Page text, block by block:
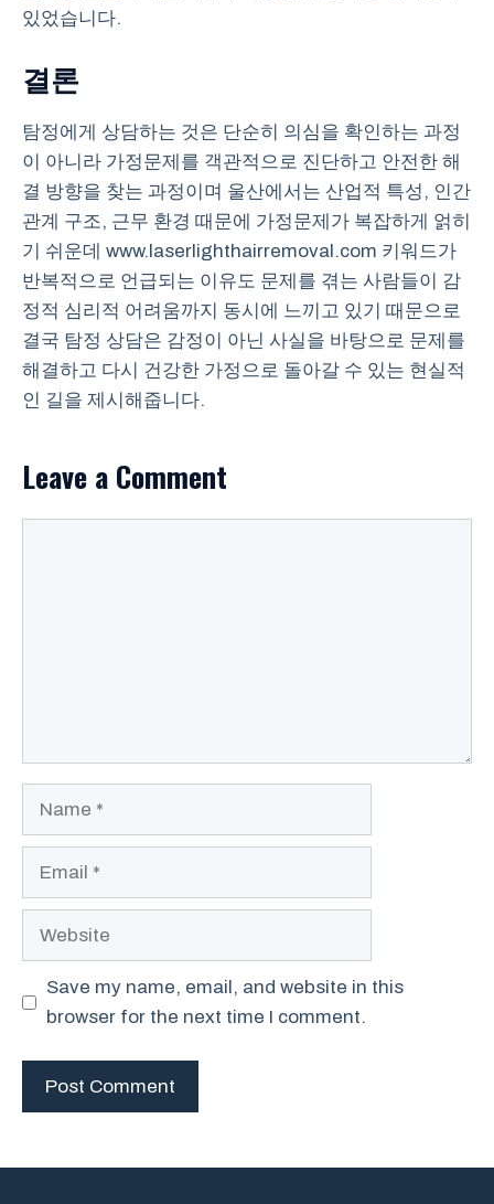
있었습니다.
결론
탐정에게 상담하는 것은 단순히 의심을 확인하는 과정
이 아니라 가정문제를 객관적으로 진단하고 안전한 해
결 방향을 찾는 과정이며 울산에서는 산업적 특성, 인간
관계 구조, 근무 환경 때문에 가정문제가 복잡하게 얽히
기 쉬운데 www.laserlighthairremoval.com 키워드가
반복적으로 언급되는 이유도 문제를 겪는 사람들이 감
정적 심리적 어려움까지 동시에 느끼고 있기 때문으로
결국 탐정 상담은 감정이 아닌 사실을 바탕으로 문제를
해결하고 다시 건강한 가정으로 돌아갈 수 있는 현실적
인 길을 제시해줍니다.
Leave a Comment
Website
Save my name, email, and website in this
browser for the next time I comment.